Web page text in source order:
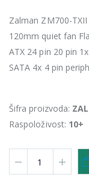
Zalman ZM700-TXII
120mm quiet fan
ATX 24 pin 20 pin
SATA 4x 4 pin
Šifra proizvoda:
Raspoloživost: 10+